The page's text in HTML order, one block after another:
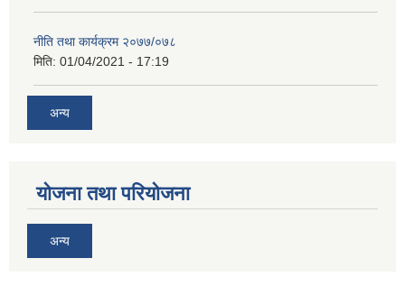
नीति तथा कार्यक्रम २०७७/०७८
मिति: 01/04/2021 - 17:19
अन्य
योजना तथा परियोजना
अन्य